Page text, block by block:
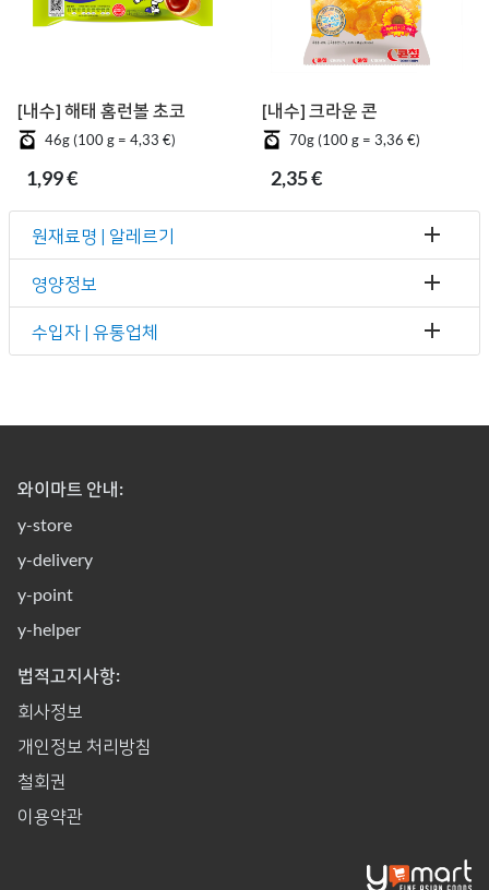
[내수] 해태 홈런볼 초코
46g (100 g = 4,33 €)
1,99 €
[내수] 크라운 콘칲
70g (100 g = 3,36 €)
2,35 €
원재료명 | 알레르기
영양정보
수입자 | 유통업체
와이마트 안내:
y-store
y-delivery
y-point
y-helper
법적고지사항:
회사정보
개인정보 처리방침
철회권
이용약관